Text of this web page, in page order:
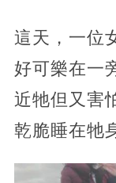
這天，一位
好可樂在一
近牠但又害
乾脆睡在牠